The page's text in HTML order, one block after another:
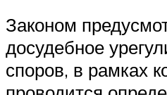
Законом
досудебное
споров, в рамках